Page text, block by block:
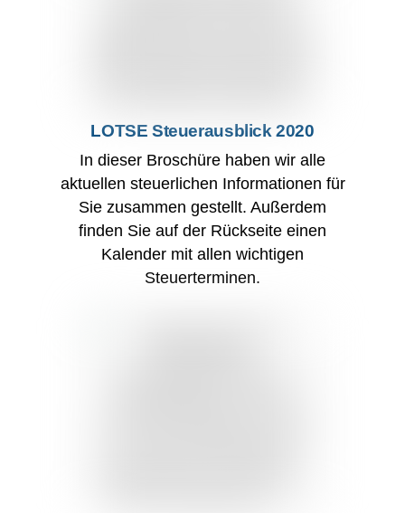
LOTSE Steuerausblick 2020
In dieser Broschüre haben wir alle
aktuellen steuerlichen Informationen für
Sie zusammen gestellt. Außerdem
finden Sie auf der Rückseite einen
Kalender mit allen wichtigen
Steuerterminen.